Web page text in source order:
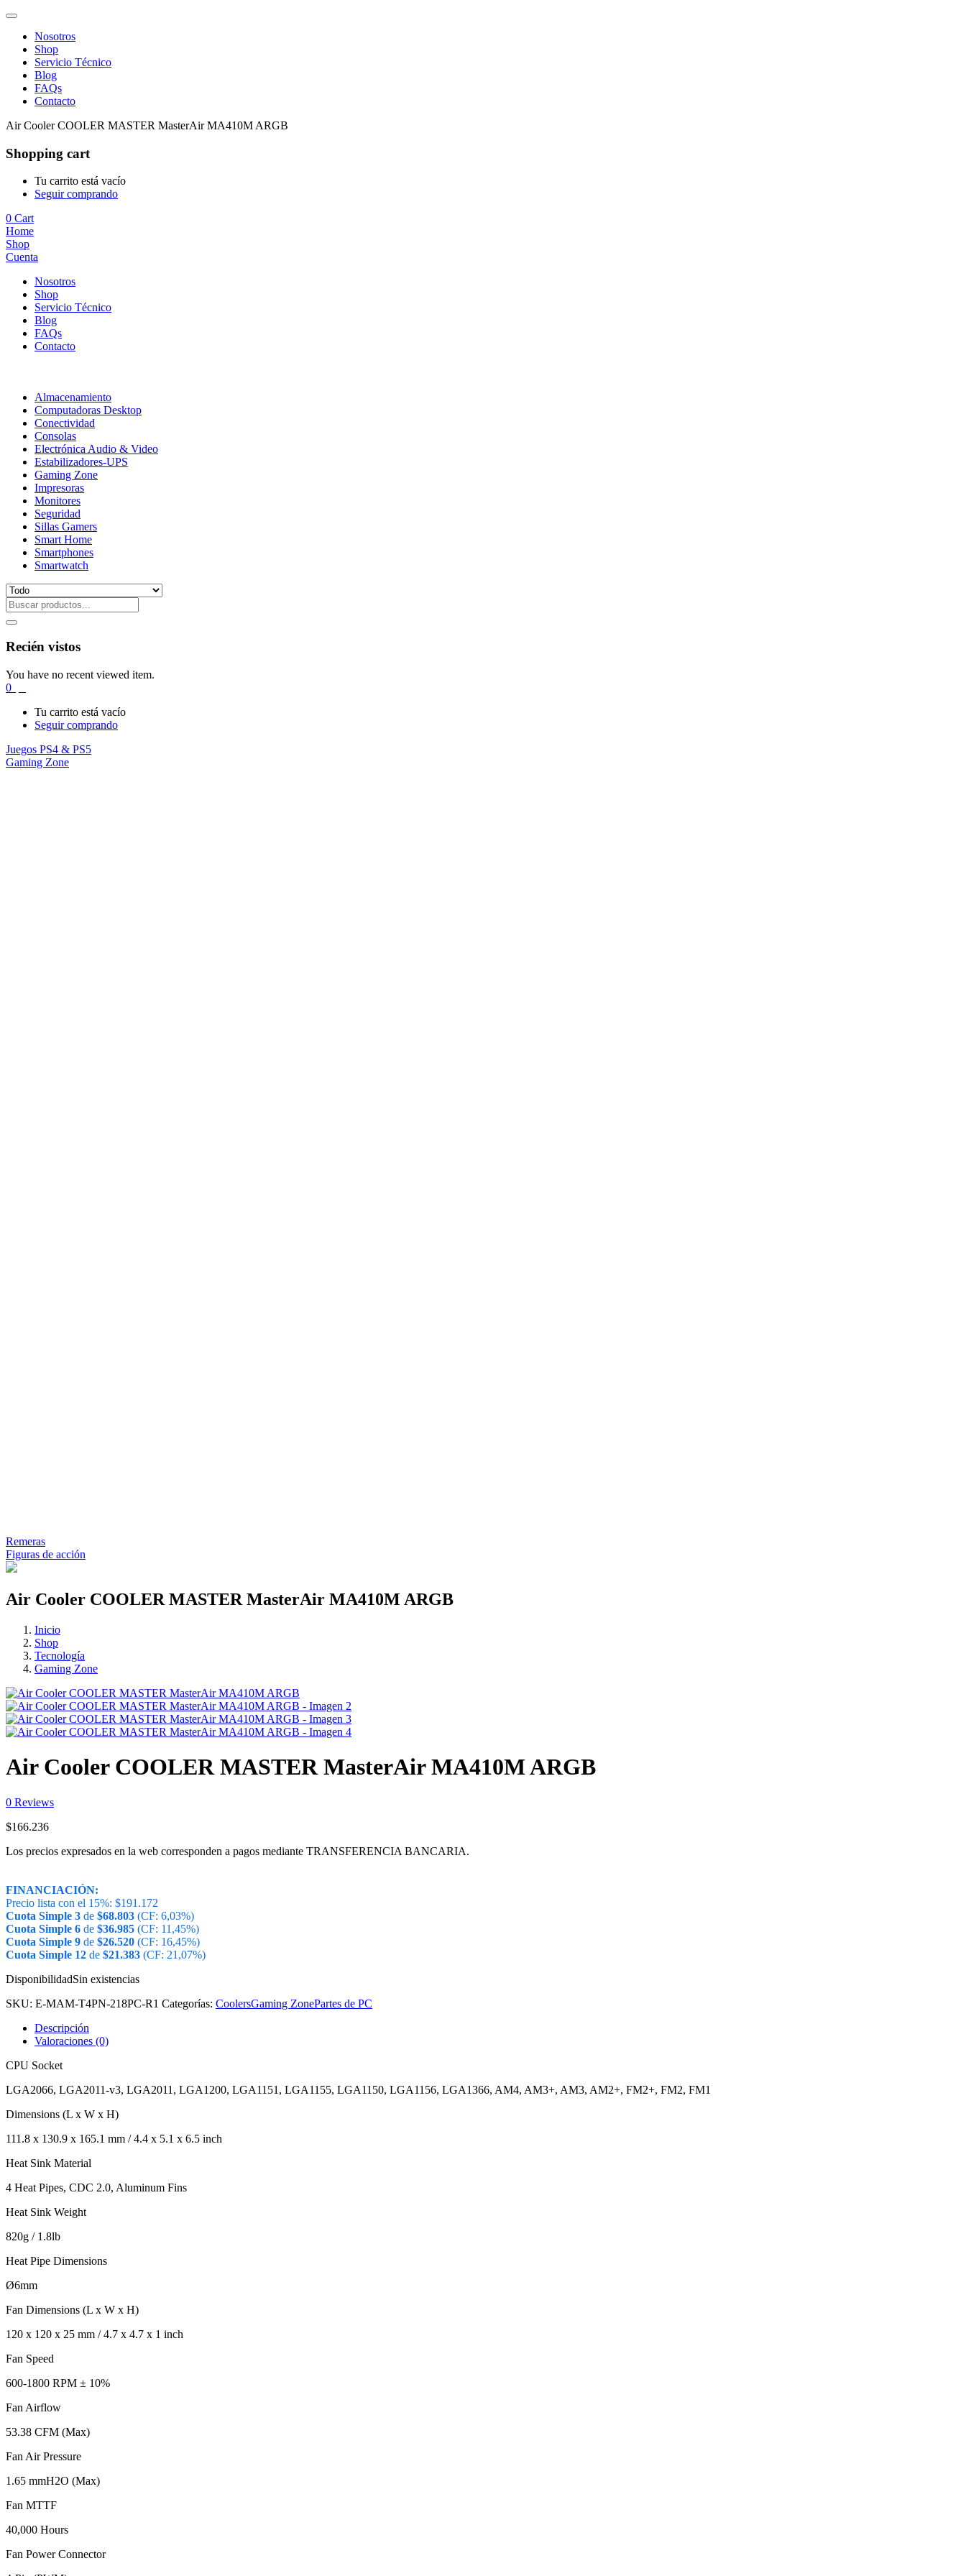
Nosotros
Shop
Servicio Técnico
Blog
FAQs
Contacto
Air Cooler COOLER MASTER MasterAir MA410M ARGB
Shopping cart
Tu carrito está vacío
Seguir comprando
0 Cart
Home
Shop
Cuenta
Nosotros
Shop
Servicio Técnico
Blog
FAQs
Contacto
Almacenamiento
Computadoras Desktop
Conectividad
Consolas
Electrónica Audio & Video
Estabilizadores-UPS
Gaming Zone
Impresoras
Monitores
Seguridad
Sillas Gamers
Smart Home
Smartphones
Smartwatch
Recién vistos
You have no recent viewed item.
0
Tu carrito está vacío
Seguir comprando
Juegos PS4 & PS5
Gaming Zone
Remeras
Figuras de acción
Air Cooler COOLER MASTER MasterAir MA410M ARGB
Inicio
Shop
Tecnología
Gaming Zone
Air Cooler COOLER MASTER MasterAir MA410M ARGB
0 Reviews
$166.236
Los precios expresados en la web corresponden a pagos mediante TRANSFERENCIA BANCARIA.
FINANCIACIÓN:
Precio lista con el 15%: $191.172
Cuota Simple 3 de $68.803 (CF: 6,03%)
Cuota Simple 6 de $36.985 (CF: 11,45%)
Cuota Simple 9 de $26.520 (CF: 16,45%)
Cuota Simple 12 de $21.383 (CF: 21,07%)
DisponibilidadSin existencias
SKU: E-MAM-T4PN-218PC-R1 Categorías: CoolersGaming ZonePartes de PC
Descripción
Valoraciones (0)
CPU Socket
LGA2066, LGA2011-v3, LGA2011, LGA1200, LGA1151, LGA1155, LGA1150, LGA1156, LGA1366, AM4, AM3+, AM3, AM2+, FM2+, FM2, FM1
Dimensions (L x W x H)
111.8 x 130.9 x 165.1 mm / 4.4 x 5.1 x 6.5 inch
Heat Sink Material
4 Heat Pipes, CDC 2.0, Aluminum Fins
Heat Sink Weight
820g / 1.8lb
Heat Pipe Dimensions
Ø6mm
Fan Dimensions (L x W x H)
120 x 120 x 25 mm / 4.7 x 4.7 x 1 inch
Fan Speed
600-1800 RPM ± 10%
Fan Airflow
53.38 CFM (Max)
Fan Air Pressure
1.65 mmH2O (Max)
Fan MTTF
40,000 Hours
Fan Power Connector